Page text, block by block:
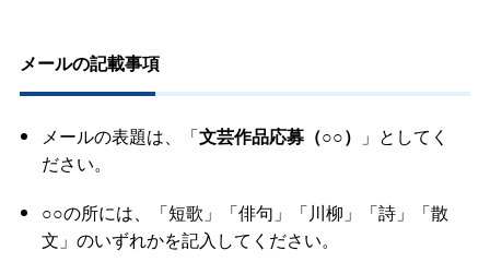
メールの記載事項
メールの表題は、「文芸作品応募（○○）
」としてく
ださい。
○○の所には、「短歌」「俳句」「川柳」「詩」「散
文」のいずれかを記入してください。